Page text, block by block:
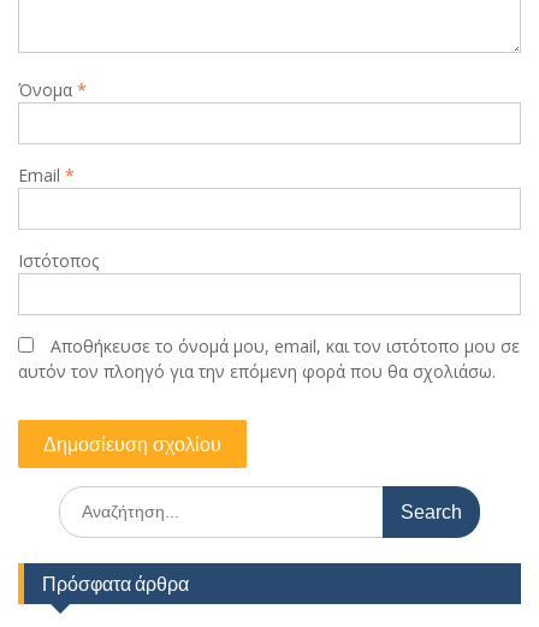
Όνομα *
Email *
Ιστότοπος
Αποθήκευσε το όνομά μου, email, και τον ιστότοπο μου σε
αυτόν τον πλοηγό για την επόμενη φορά που θα σχολιάσω.
Search
for:
Πρόσφατα άρθρα